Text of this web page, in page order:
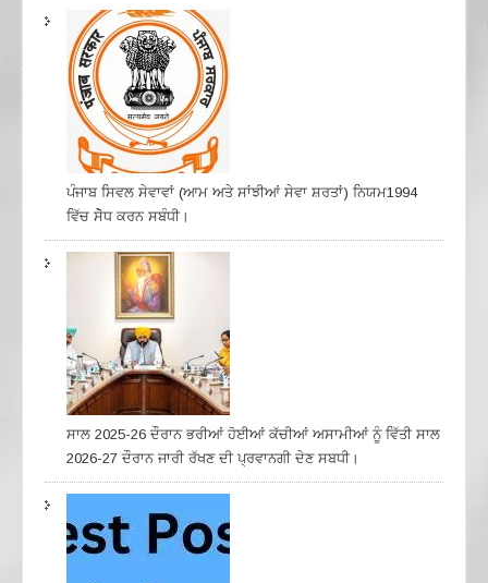
ਪੰਜਾਬ ਸਿਵਲ ਸੇਵਾਵਾਂ (ਆਮ ਅਤੇ ਸਾਂਝੀਆਂ ਸੇਵਾ ਸ਼ਰਤਾਂ) ਨਿਯਮ1994
ਵਿੱਚ ਸੇੋਧ ਕਰਨ ਸਬੰਧੀ।
ਸਾਲ 2025-26 ਦੌਰਾਨ ਭਰੀਆਂ ਹੋਈਆਂ ਕੱਚੀਆਂ ਅਸਾਮੀਆਂ ਨੂੰ ਵਿੱਤੀ ਸਾਲ
2026-27 ਦੌਰਾਨ ਜਾਰੀ ਰੱਖਣ ਦੀ ਪ੍ਰਵਾਨਗੀ ਦੇਣ ਸਬਧੀ।